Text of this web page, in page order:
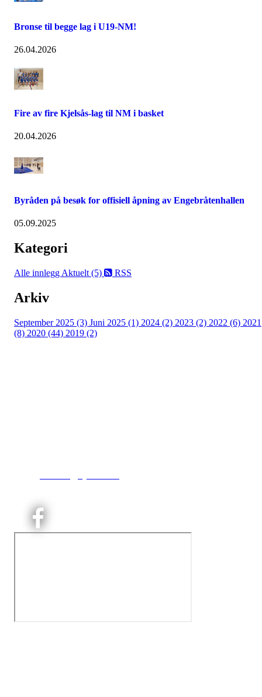
Bronse til begge lag i U19-NM!
26.04.2026
Fire av fire Kjelsås-lag til NM i basket
20.04.2026
Byråden på besøk for offisiell åpning av Engebråtenhallen
05.09.2025
Kategori
Alle innlegg Aktuelt (5) RSS
Arkiv
September 2025 (3) Juni 2025 (1) 2024 (2) 2023 (2) 2022 (6) 2021
(8) 2020 (44) 2019 (2)